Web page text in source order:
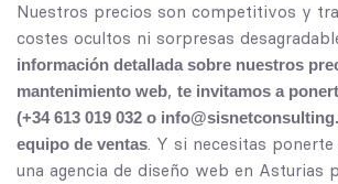
Nuestros precios son competitivos y
costes ocultos ni sorpresas
información detallada sobre nuestros
mantenimiento web, te invitamos a
(+34 613 019 032 o
equipo de ventas. Y si necesitas
una agencia de diseño web en Asturias